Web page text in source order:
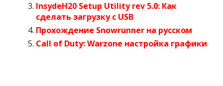
InsydeH20 Setup Utility rev 5.0: Как
сделать загрузку с USB
Прохождение Snowrunner на русском
Call of Duty: Warzone настройка графики